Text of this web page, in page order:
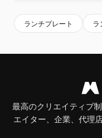
ランチプレート ラ
最高のクリエイティブ
エイター、企業、代理